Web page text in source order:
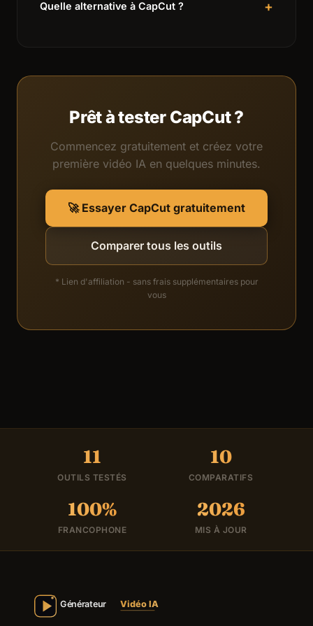
Très accessible - aucune compétence technique
Quelle alternative à CapCut ? +
Prêt à tester CapCut ?
Commencez gratuitement et créez votre
première vidéo IA en quelques minutes.
🚀 Essayer CapCut gratuitement
Comparer tous les outils
* Lien d'affiliation - sans frais supplémentaires pour
vous
11
OUTILS TESTÉS
10
COMPARATIFS
100%
FRANCOPHONE
2026
MIS À JOUR